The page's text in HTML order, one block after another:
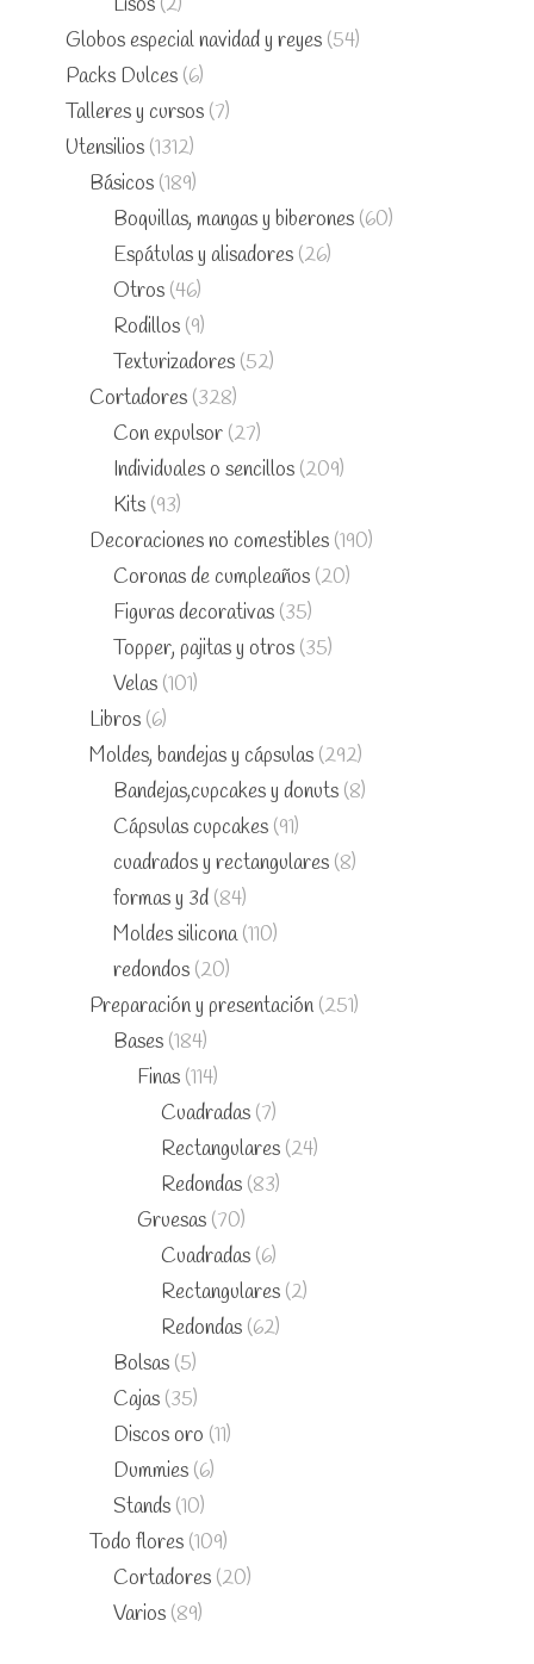
Globos especial navidad y reyes (54)
Packs Dulces (6)
Talleres y cursos (7)
Utensilios (1312)
Básicos (189)
Boquillas, mangas y biberones (60)
Espátulas y alisadores (26)
Otros (46)
Rodillos (9)
Texturizadores (52)
Cortadores (328)
Con expulsor (27)
Individuales o sencillos (209)
Kits (93)
Decoraciones no comestibles (190)
Coronas de cumpleaños (20)
Figuras decorativas (35)
Topper, pajitas y otros (35)
Velas (101)
Libros (6)
Moldes, bandejas y cápsulas (292)
Bandejas,cupcakes y donuts (8)
Cápsulas cupcakes (91)
cuadrados y rectangulares (8)
formas y 3d (84)
Moldes silicona (110)
redondos (20)
Preparación y presentación (251)
Bases (184)
Finas (114)
Cuadradas (7)
Rectangulares (24)
Redondas (83)
Gruesas (70)
Cuadradas (6)
Rectangulares (2)
Redondas (62)
Bolsas (5)
Cajas (35)
Discos oro (11)
Dummies (6)
Stands (10)
Todo flores (109)
Cortadores (20)
Varios (89)